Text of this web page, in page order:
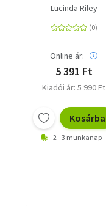
Lucinda Riley
Online ár:
5 391 Ft
Kiadói ár: 5 990 Ft
Kosárba
2 - 3 munkanap